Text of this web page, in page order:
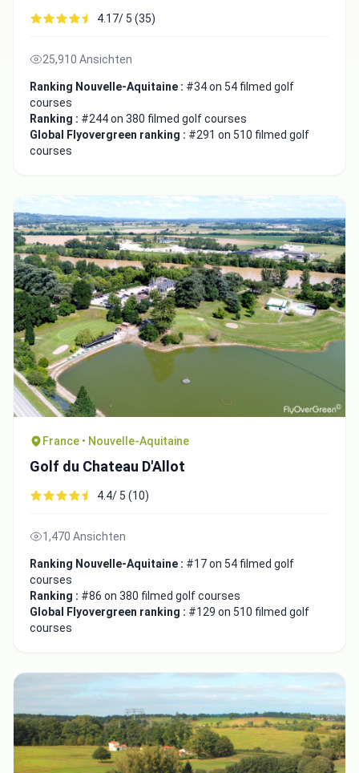
4.17/ 5 (35)
25,910 Ansichten
Ranking Nouvelle-Aquitaine : #34 on 54 filmed golf
courses
Ranking : #244 on 380 filmed golf courses
Global Flyovergreen ranking : #291 on 510 filmed golf
courses
France • Nouvelle-Aquitaine
Golf du Chateau D'Allot
4.4/ 5 (10)
1,470 Ansichten
Ranking Nouvelle-Aquitaine : #17 on 54 filmed golf
courses
Ranking : #86 on 380 filmed golf courses
Global Flyovergreen ranking : #129 on 510 filmed golf
courses